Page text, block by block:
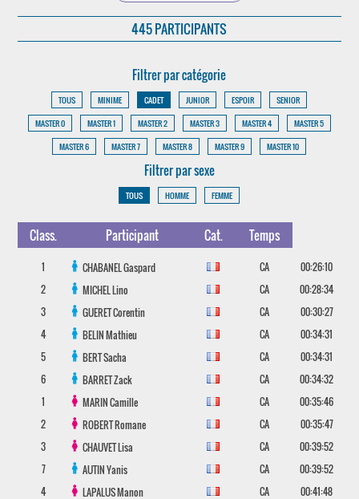
445 PARTICIPANTS
Filtrer par catégorie
TOUS MINIME CADET JUNIOR ESPOIR
SENIOR
MASTER 0
MASTER 1 MASTER 2 MASTER 3 MASTER 4
MASTER 5
MASTER 6
MASTER 7 MASTER 8 MASTER 9 MASTER 10
Filtrer par sexe
TOUS HOMME FEMME
Class. Participant Cat. Temps
1 CHABANELGaspard CA
00:26:10
2
MICHELLino CA
00:28:34
3
GUERETCorentin CA
00:30:27
4
BELINMathieu CA
00:34:31
5
BERTSacha CA
00:34:31
6
BARRETZack CA
00:34:32
1
MARINCamille CA
00:35:46
2
ROBERTRomane CA
00:35:47
3
CHAUVETLisa CA
00:39:52
7
AUTINYanis CA
00:39:52
4
LAPALUSManon CA
00:41:48